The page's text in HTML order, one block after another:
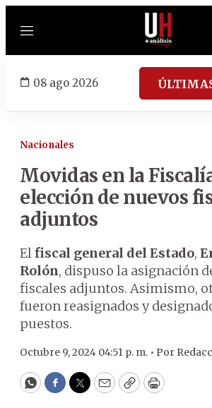
Menú
08 ago 2026
Nacionales
Movidas en la
elección de nuevos
adjuntos
Elfiscal general del Estado,
Rolón, dispuso la asignación
fiscales adjuntos. Asimismo,
fueron reasignados y
puestos.
Octubre 9, 2024 04:51 p. m. • Por
WhatsApp
Facebook
Twitter
EmailCopyPrint